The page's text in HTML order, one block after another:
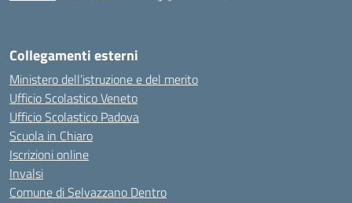
Collegamenti esterni
Ministero dell’istruzione e del merito
Ufficio Scolastico Veneto
Ufficio Scolastico Padova
Scuola in Chiaro
Iscrizioni online
Invalsi
Comune di Selvazzano Dentro